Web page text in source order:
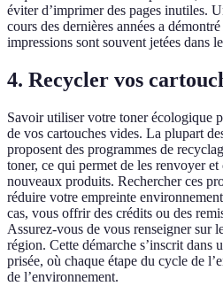
éviter d’imprimer des pages inutiles.
cours des dernières années a
impressions sont souvent jetées dans
4. Recycler vos
Savoir utiliser votre toner écologique
de vos cartouches vides. La plupart
proposent des programmes de
toner, ce qui permet de les renvoyer et
nouveaux produits. Rechercher ces
réduire votre empreinte
cas, vous offrir des crédits ou des
Assurez-vous de vous renseigner sur
région. Cette démarche s’inscrit dans
prisée, où chaque étape du cycle de
de l’environnement.